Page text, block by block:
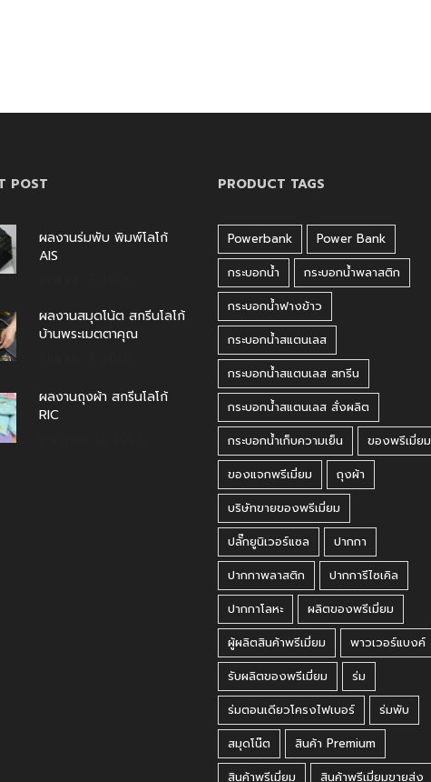
POST
ผลงานร่มพับ พิมพ์โลโก้
AIS
ผลงานสมุดโน้ต สกรีนโลโก้
บ้านพระเมตตาคุณ
ผลงานถุงผ้า สกรีนโลโก้
RIC
PRODUCT TAGS
Powerbank
Power Bank
กระบอกน้ำ
กระบอกน้ำพลาสติก
กระบอกน้ำฟางข้าว
กระบอกน้ำสแตนเลส
กระบอกน้ำสแตนเลส สกรีน
กระบอกน้ำสแตนเลส สั่งผลิต
กระบอกน้ำเก็บความเย็น
ของพรีเมี่ยม
ของแจกพรีเมี่ยม
ถุงผ้า
บริษัทขายของพรีเมี่ยม
ปลั๊กยูนิเวอร์แซล
ปากกา
ปากกาพลาสติก
ปากการีไซเคิล
ปากกาโลหะ
ผลิตของพรีเมี่ยม
ผู้ผลิตสินค้าพรีเมี่ยม
พาวเวอร์แบงค์
รับผลิตของพรีเมี่ยม
ร่ม
ร่มตอนเดียวโครงไฟเบอร์
ร่มพับ
สมุดโน๊ต
สินค้า Premium
สินค้าพรีเมี่ยม
สินค้าพรีเมี่ยมขายส่ง